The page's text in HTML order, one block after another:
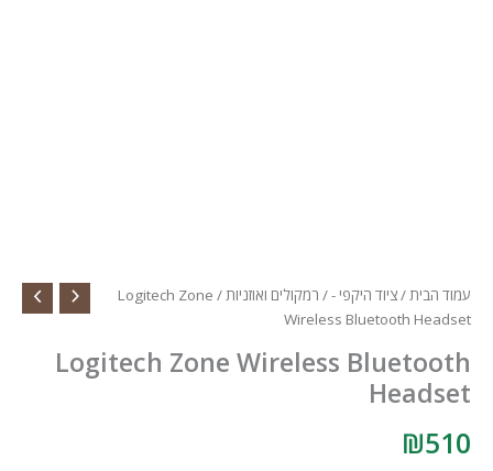
עמוד הבית/ציוד היקפי -/ רמקולים ואוזניות
/ Logitech Zone
Wireless Bluetooth Headset
Logitech Zone Wireless Bluetooth
Headset
₪510